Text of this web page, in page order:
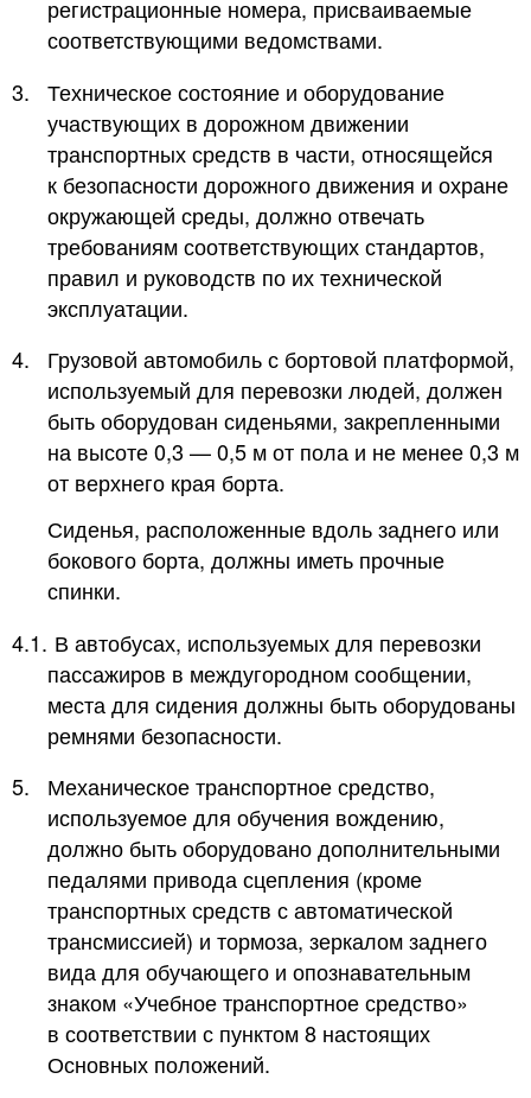
регистрационные номера, присваиваемые
соответствующими ведомствами.
3.
Техническое состояние и оборудование
участвующих в дорожном движении
транспортных средств в части, относящейся
к безопасности дорожного движения и охране
окружающей среды, должно отвечать
требованиям соответствующих стандартов,
правил и руководств по их технической
эксплуатации.
4.
Грузовой автомобиль с бортовой платформой,
используемый для перевозки людей, должен
быть оборудован сиденьями, закрепленными
на высоте 0,3 — 0,5 м от пола и не менее 0,3 м
от верхнего края борта.
Сиденья, расположенные вдоль заднего или
бокового борта, должны иметь прочные
спинки.
4.1. В автобусах, используемых для перевозки
пассажиров в междугородном сообщении,
места для сидения должны быть оборудованы
ремнями безопасности.
5.
Механическое транспортное средство,
используемое для обучения вождению,
должно быть оборудовано дополнительными
педалями привода сцепления (кроме
транспортных средств с автоматической
трансмиссией) и тормоза, зеркалом заднего
вида для обучающего и опознавательным
знаком «Учебное транспортное средство»
в соответствии с пунктом 8 настоящих
Основных положений.